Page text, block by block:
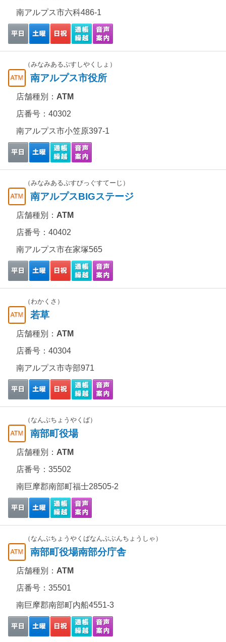
南アルプス市六科486-1
（みなみあるぷすしやくしょ）
南アルプス市役所
店舗種別： ATM
店番号：40302
南アルプス市小笠原397-1
（みなみあるぷすびっぐすてーじ）
南アルプスBIGステージ
店舗種別： ATM
店番号：40402
南アルプス市在家塚565
（わかくさ）
若草
店舗種別： ATM
店番号：40304
南アルプス市寺部971
（なんぶちょうやくば）
南部町役場
店舗種別： ATM
店番号：35502
南巨摩郡南部町福士28505-2
（なんぶちょうやくばなんぶぶんちょうしゃ）
南部町役場南部分庁舎
店舗種別： ATM
店番号：35501
南巨摩郡南部町内船4551-3